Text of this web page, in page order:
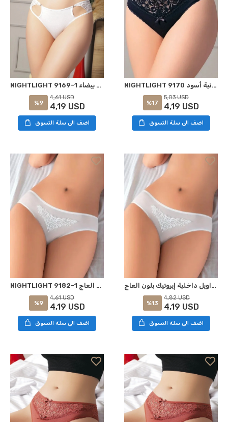
NIGHTLIGHT 9169-1 سراويل داخلية إغراء بيضاء S-M
%9
4,61 USD
4,19 USD
اضف الى سلة التسوق
NIGHTLIGHT 9170 ملابس داخلية إغرائية أسود S-M
%17
5,03 USD
4,19 USD
اضف الى سلة التسوق
NIGHTLIGHT 9182-1 ملابس داخلية إيروتيكية بلون العاج L-XL
%9
4,61 USD
4,19 USD
اضف الى سلة التسوق
الإضاءة الليلية 9182-1 ، سراويل داخلية إيروتيك بلون العاج S-M
%13
4,82 USD
4,19 USD
اضف الى سلة التسوق